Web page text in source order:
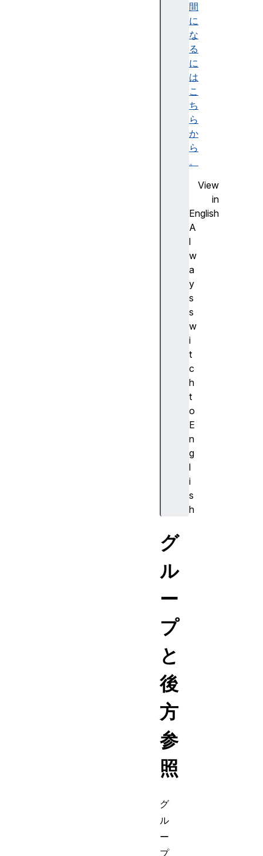
間
に
な
る
に
は
こ
ち
ら
か
ら
。
View
in
English
A
l
w
a
y
s
s
w
i
t
c
h
t
o
E
n
g
l
i
s
h
グ
ル
ー
プ
と
後
方
参
照
グ
ル
ー
プ